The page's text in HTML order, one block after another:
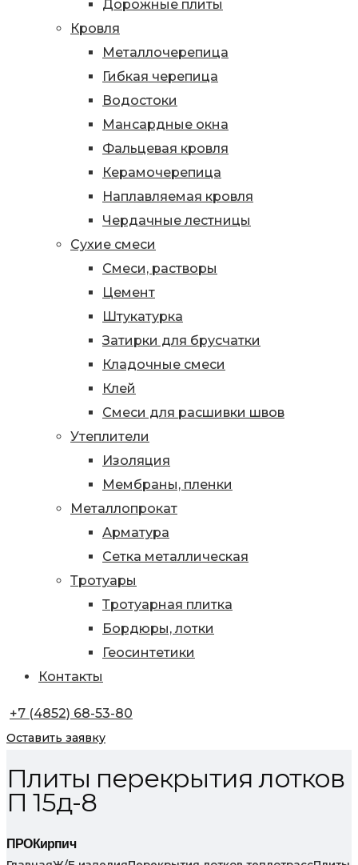
Дорожные плиты
Кровля
Металлочерепица
Гибкая черепица
Водостоки
Мансардные окна
Фальцевая кровля
Керамочерепица
Наплавляемая кровля
Чердачные лестницы
Сухие смеси
Смеси, растворы
Цемент
Штукатурка
Затирки для брусчатки
Кладочные смеси
Клей
Смеси для расшивки швов
Утеплители
Изоляция
Мембраны, пленки
Металлопрокат
Арматура
Сетка металлическая
Тротуары
Тротуарная плитка
Бордюры, лотки
Геосинтетики
Контакты
+7 (4852) 68-53-80
Оставить заявку
Плиты перекрытия лотков
П 15д-8
ПРОКирпич